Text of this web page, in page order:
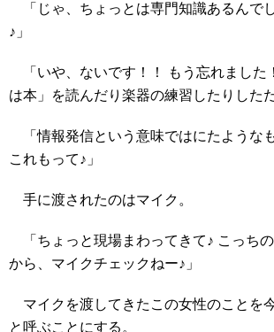
「じゃ、ちょっとは専門知識あるんで
♪」
「いや、ないです！！ もう忘れました
は本」を読んだり楽器の練習したりした
「情報発信という意味ではにたような
これもって♪」
手に渡されたのはマイク。
「ちょっと現場まわってきて♪ こっち
から、マイクチェックねー♪」
マイクを渡してきたこの女性のことを
と呼ぶことにする。